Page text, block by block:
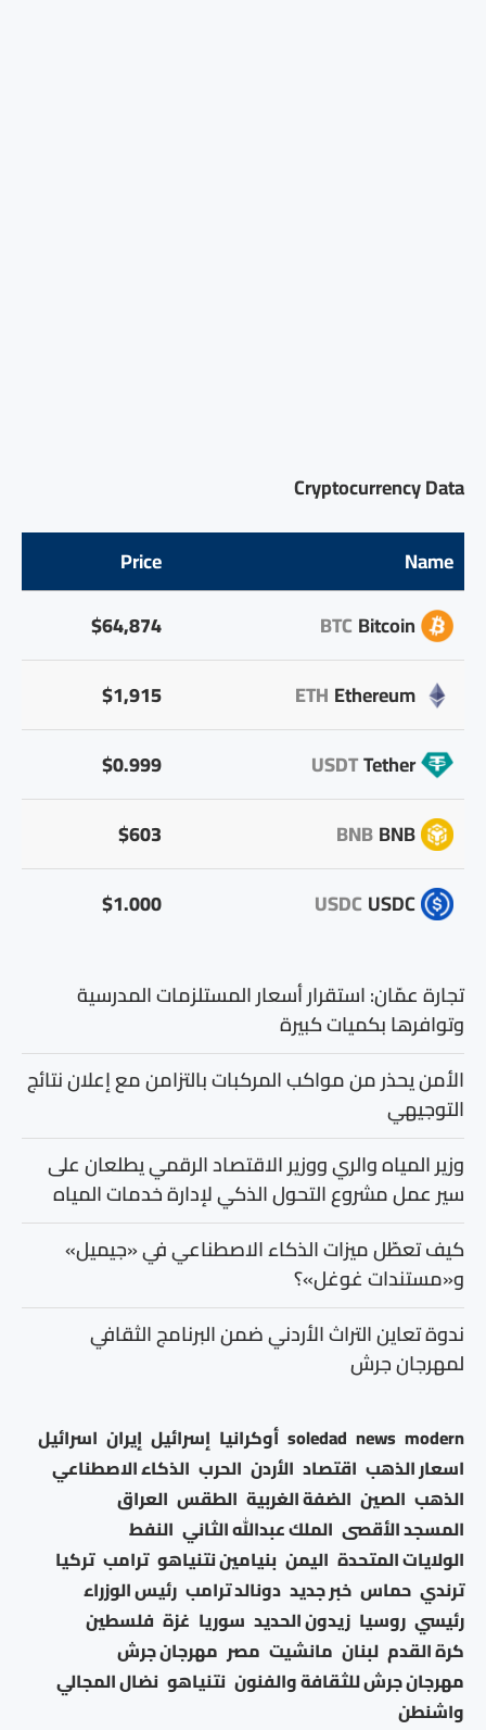
Cryptocurrency Data
Name
Price
Bitcoin
BTC
$64,874
Ethereum
ETH
$1,915
Tether
USDT
$0.999
BNB
BNB
$603
USDC
USDC
$1.000
تجارة عمّان: استقرار أسعار المستلزمات المدرسية
وتوافرها بكميات كبيرة
الأمن يحذر من مواكب المركبات بالتزامن مع إعلان نتائج
التوجيهي
وزير المياه والري ووزير الاقتصاد الرقمي يطلعان على
سير عمل مشروع التحول الذكي لإدارة خدمات المياه
كيف تعطّل ميزات الذكاء الاصطناعي في «جيميل»
و«مستندات غوغل»؟
ندوة تعاين التراث الأردني ضمن البرنامج الثقافي
لمهرجان جرش
modern
news
soledad أوكرانيا إسرائيل إيران اسرائيل
اسعار الذهب اقتصاد الأردن الحرب الذكاء الاصطناعي
الذهب الصين الضفة الغربية الطقس العراق
المسجد الأقصى الملك عبدالله الثاني النفط
الولايات المتحدة اليمن بنيامين نتنياهو ترامب تركيا
ترندي حماس خبر جديد دونالد ترامب رئيس الوزراء
رئيسي روسيا زيدون الحديد سوريا غزة فلسطين
كرة القدم لبنان مانشيت مصر مهرجان جرش
مهرجان جرش للثقافة والفنون نتنياهو نضال المجالي
واشنطن